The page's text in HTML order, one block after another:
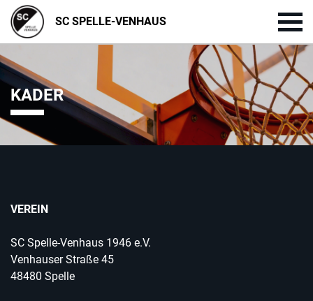
SC SPELLE-VENHAUS
KADER
VEREIN
SC Spelle-Venhaus 1946 e.V.
Venhauser Straße 45
48480 Spelle